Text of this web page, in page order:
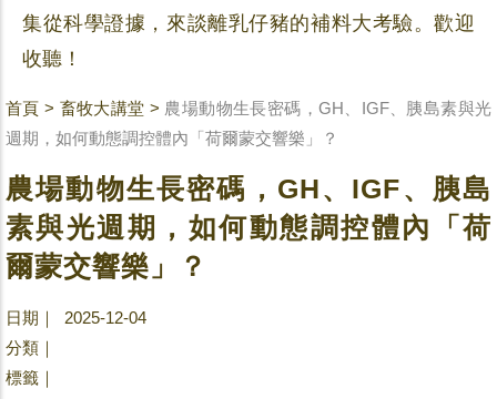
集從科學證據，來談離乳仔豬的補料大考驗。歡迎
收聽！
首頁 > 畜牧大講堂 > 農場動物生長密碼，GH、IGF、胰島素與光
週期，如何動態調控體內「荷爾蒙交響樂」？
農場動物生長密碼，GH、IGF、胰島
素與光週期，如何動態調控體內「荷
爾蒙交響樂」？
日期｜ 2025-12-04
分類｜
標籤｜